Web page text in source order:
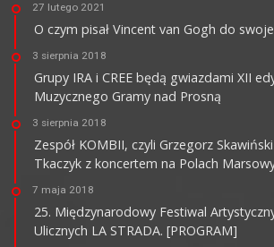
27 lutego 2021
O czym pisał Vincent van Gogh do
3 sierpnia 2018
Grupy IRA i CREE będą gwiazdami XII
Muzycznego Gramy nad Prosną
3 sierpnia 2018
Zespół KOMBII, czyli Grzegorz
Tkaczyk z koncertem na Polach
7 maja 2018
25. Międzynarodowy Festiwal
Ulicznych LA STRADA. [PROGRAM]